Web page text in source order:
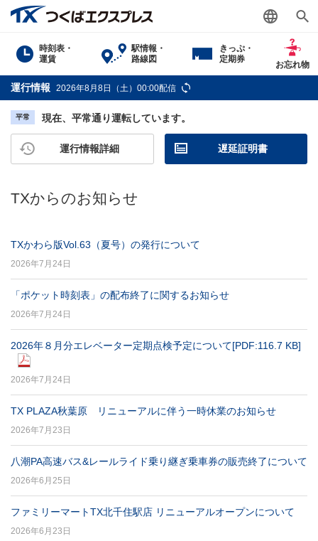
時刻表・
運賃
駅情報・
路線図
きっぷ・
定期券
お忘れ物
運行情報 2026年8月8日（土）00:00配信
平常 現在、平常通り運転しています。
運行情報詳細 遅延証明書
TXからのお知らせ
2026年7月24日
TXかわら版Vol.63（夏号）の発行について
2026年7月24日
「ポケット時刻表」の配布終了に関するお知らせ
2026年7月24日
2026年８月分エレベーター定期点検予定について[PDF:116.7 KB]
2026年7月23日
TX PLAZA秋葉原 リニューアルに伴う一時休業のお知らせ
2026年6月25日
八潮PA高速バス&レールライド乗り継ぎ乗車券の販売終了について
2026年6月23日
ファミリーマートTX北千住駅店 リニューアルオープンについて